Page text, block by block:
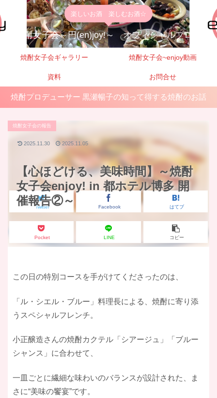
楽しいお酒 楽しむお酒☆
焼酎女子会～円(en)joy!～ オフィシャルブログ
焼酎女子会ギャラリー 焼酎女子会~enjoy動画
資料 お問合せ
焼酎プロデューサー 黒瀬暢子の知って得する焼酎のお話
【心ほどける、美味時間】～焼酎
女子会enjoy! in 都ホテル博多 開
催報告②～
焼酎女子会の報告
Twitter Facebook はてブ
Pocket LINE コピー
2025.11.30 2025.11.05
​この日の特別コースを手がけてくださったのは、
「ル・シエル・ブルー」料理長による、焼酎に寄り添
うスペシャルフレンチ。
小正醸造さんの焼酎カクテル「シアージュ」「ブルー
シャンス」に合わせて、
一皿ごとに繊細な味わいのバランスが設計された、ま
さに“美味の饗宴”です。